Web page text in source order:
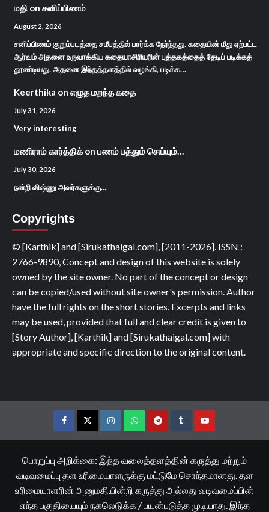
மதி on சனிப்பிணம்
August 2, 2026
சனிப்பிணம் குறும்படத்தை சமீபத்தில் பார்க்க நேர்ந்தது. கதையின் மீது ஏற்பட்ட
ஆர்வம் அதனை உருவாக்கிய கதையாசிரியரின் புத்தகத்தைத் தேடிப் படிக்கத்
தூண்டியது. அதனை இந்தத்தளத்தில் வழங்கி, படிக்க…
Keerthika on எழுத மறந்த கதை
July 31, 2026
Very interesting
மணிராம் கார்த்திக்on பணம் பத்தும் செய்யும்…
July 30, 2026
நன்றி விஷ்ணு அவர்களுக்கு...
Copyrights
© [Karthik] and [Sirukathaigal.com], [2011-2026]. ISSN :
2766-9890, Concept and design of this website is solely
owned by the site owner. No part of the concept or design
can be copied/used without site owner's permission. Author
have the full rights on the short stories. Excerpts and links
may be used, provided that full and clear credit is given to
[Story Author], [Karthik] and [Sirukathaigal.com] with
appropriate and specific direction to the original content.
FacebookTwitterInstagramWhatsappTelegramTumblrYouTube
பொறுப்பு அறிக்கை: இந்த வலைத்தளத்தின் கருத்து மற்றும்
வடிவமைப்பு தள உரிமையாளருக்கு மட்டுமே சொந்தமானது. தள
உரிமையாளரின் அனுமதியின்றி கருத்து அல்லது வடிவமைப்பின்
எந்த பகுதியையும் நகலெடுக்க / பயன்படுத்த முடியாது. இந்த